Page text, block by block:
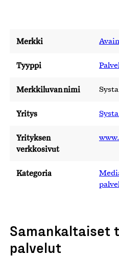
Merkki
Tyyppi
Merkkiluvan nimi
Yritys
Yrityksen
verkkosivut
Kategoria
Samankaltaiset
palvelut